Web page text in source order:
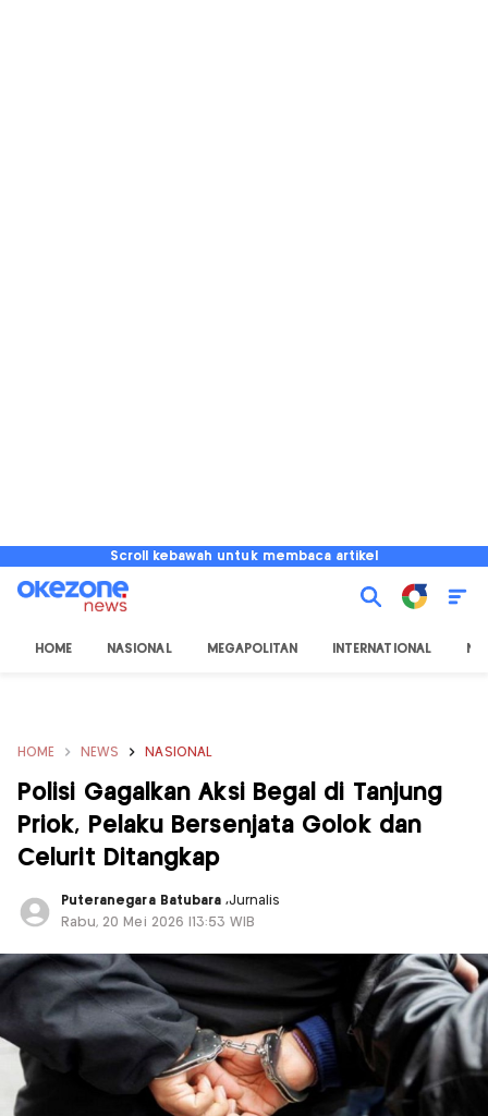
Scroll kebawah untuk membaca artikel
HOME NASIONAL MEGAPOLITAN INTERNATIONAL
HOME NEWS NASIONAL
Polisi Gagalkan Aksi Begal di Tanjung
Priok, Pelaku Bersenjata Golok dan
Celurit Ditangkap
Puteranegara Batubara,Jurnalis
Rabu, 20 Mei 2026 |13:53 WIB